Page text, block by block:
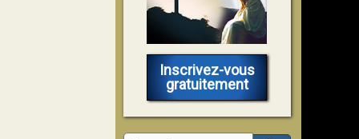
Inscrivez-vous
gratuitement